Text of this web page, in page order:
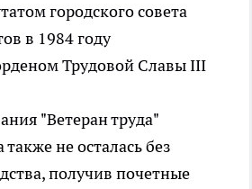
городского совета
в 1984 году
Трудовой Славы III
"Ветеран труда"
не осталась без
получив почетные